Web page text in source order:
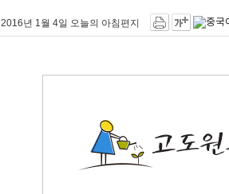
2016년 1월 4일 오늘의 아침편지